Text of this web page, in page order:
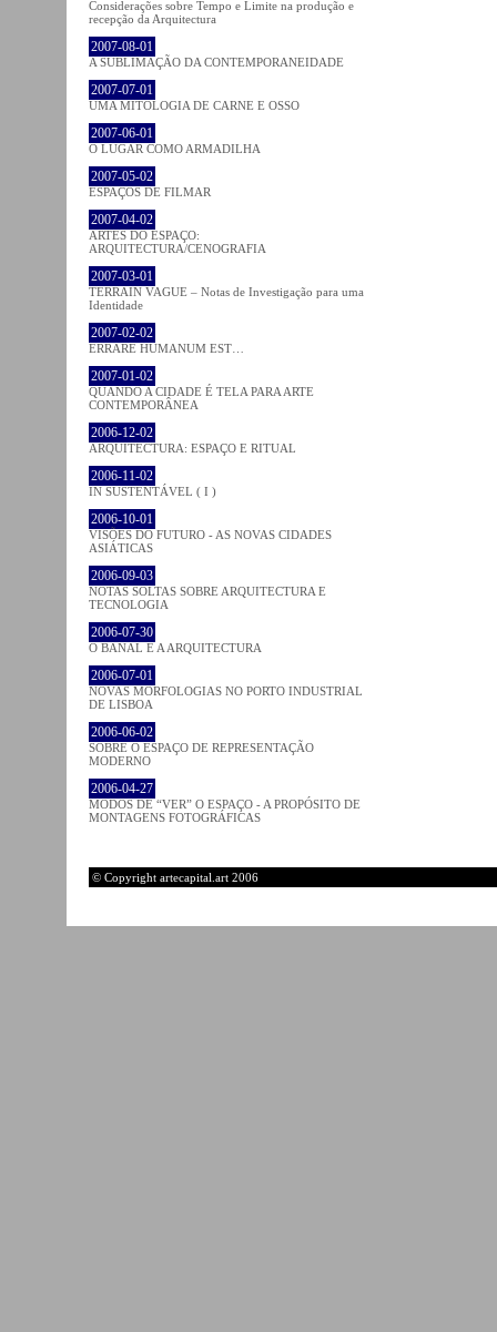
Considerações sobre Tempo e Limite na produção e
recepção da Arquitectura
2007-08-01
A SUBLIMAÇÃO DA CONTEMPORANEIDADE
2007-07-01
UMA MITOLOGIA DE CARNE E OSSO
2007-06-01
O LUGAR COMO ARMADILHA
2007-05-02
ESPAÇOS DE FILMAR
2007-04-02
ARTES DO ESPAÇO:
ARQUITECTURA/CENOGRAFIA
2007-03-01
TERRAIN VAGUE – Notas de Investigação para uma
Identidade
2007-02-02
ERRARE HUMANUM EST…
2007-01-02
QUANDO A CIDADE É TELA PARA ARTE
CONTEMPORÂNEA
2006-12-02
ARQUITECTURA: ESPAÇO E RITUAL
2006-11-02
IN SUSTENTÁVEL ( I )
2006-10-01
VISÕES DO FUTURO - AS NOVAS CIDADES
ASIÁTICAS
2006-09-03
NOTAS SOLTAS SOBRE ARQUITECTURA E
TECNOLOGIA
2006-07-30
O BANAL E A ARQUITECTURA
2006-07-01
NOVAS MORFOLOGIAS NO PORTO INDUSTRIAL
DE LISBOA
2006-06-02
SOBRE O ESPAÇO DE REPRESENTAÇÃO
MODERNO
2006-04-27
MODOS DE “VER” O ESPAÇO - A PROPÓSITO DE
MONTAGENS FOTOGRÁFICAS
© Copyright artecapital.art 2006